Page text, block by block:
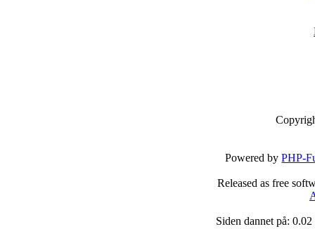
Powered byPHP-
Released as free
Siden dannet på: